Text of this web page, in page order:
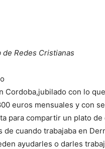
de Redes Cristianas
Cordoba,jubilado con lo
euros mensuales y con
para compartir un plato
de cuando trabajaba en
ayudarles o darles